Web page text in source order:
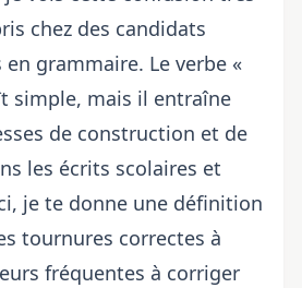
chez des candidats
grammaire. Le verbe «
simple, mais il entraîne
de construction et de
les écrits scolaires et
je te donne une définition
tournures correctes à
fréquentes à corriger